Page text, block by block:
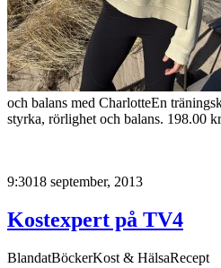
och balans med CharlotteEn
styrka, rörlighet och balans. 198.00 kr
9:3018 september, 2013
Kostexpert på TV4
BlandatBöckerKost & HälsaRecept